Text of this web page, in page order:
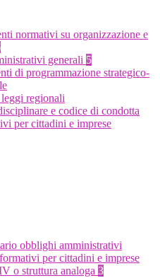
normativi su organizzazione e
generali 5
di programmazione strategico-
leggi regionali
e codice di condotta
per cittadini e imprese
obblighi amministrativi
per cittadini e imprese
o struttura analoga 3